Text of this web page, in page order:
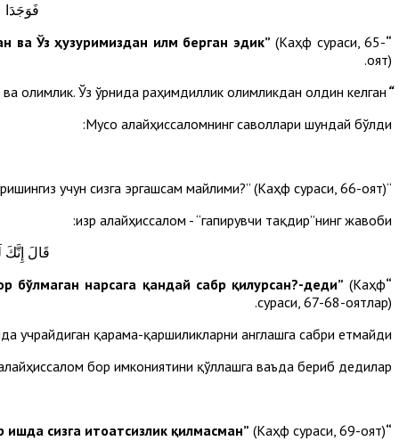
فَوَجَدَا
“Бас, бандаларимиздан бир бандани (Ҳизрни) топдилар. Биз унга Ўз даргоҳимиздан раҳмат ато этган ва Ўз ҳузуримиздан илм берган эдик”
(Каҳф сураси, 65-
оят).
“Гапирувчи тақдир”
олимлик. Ўз ўрнида раҳимдиллик олимликдан олдин келган.
Мусо алайҳиссаломнинг саволлари шундай бўлди:
“Сизга билдирилган илмдан менга ҳам тўғри йўлни таълим беришингиз учун сизга эргашсам майлими?” (Каҳф сураси, 66-оят).
Ҳизр алайҳиссалом - “гапирувчи тақдир”нинг жавоби:
قَالَ
“Аниқки, сен мен билан бирга (илм муомаласига) сабр қила олмайсан. (Зотан) ўзинг эгаллаб хабардор бўлмаган нарсага қандай сабр қилурсан?-деди”
(Каҳф
сураси, 67-68-оятлар).
учрайдиган қарама-қаршиликларни англашга сабри етмайди.
бор имкониятини қўллашга ваъда бериб дедилар:
“Иншааллоҳ, сиз менинг сабрли эканимни кўрурсиз, Мен бирор ишда сизга итоатсизлик қилмасман”
(Каҳф сураси, 69-оят).